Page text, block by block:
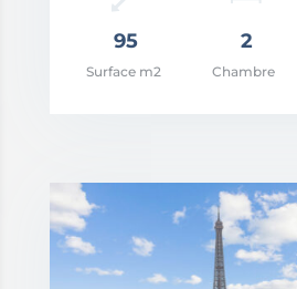
95
Surface m2
2
Chambre